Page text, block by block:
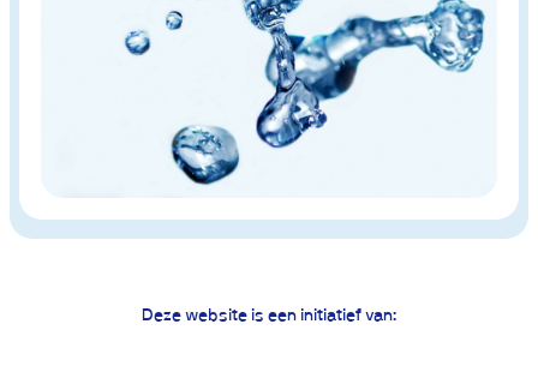
Deze website is een initiatief van: